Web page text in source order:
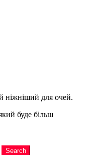
ніжніший для очей.
буде більш
Search